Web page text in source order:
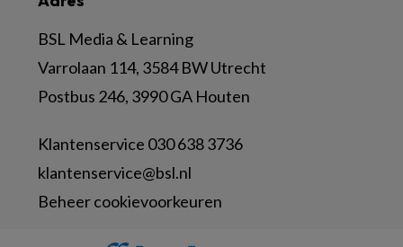
BSL Media & Learning
Varrolaan 114, 3584 BW Utrecht
Postbus 246, 3990 GA Houten
Klantenservice 030 638 3736
klantenservice@bsl.nl
Beheer cookievoorkeuren